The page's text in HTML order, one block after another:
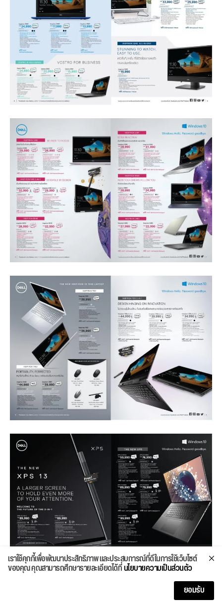
เราใช้คุกกี้เพื่อพัฒนาประสิทธิภาพ และประสบการณ์ที่ดีในการใช้เว็บไซต์
ของคุณ คุณสามารถศึกษารายละเอียดได้ที่นโยบายความเป็นส่วนตัว
ยอมรับ